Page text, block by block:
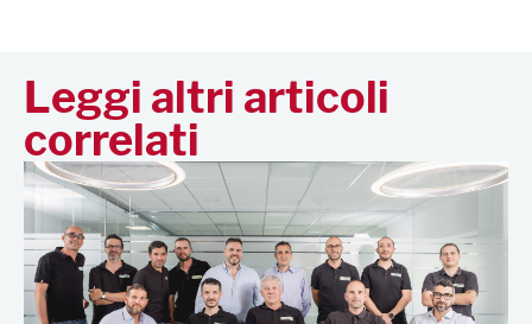
Leggi altri articoli
correlati